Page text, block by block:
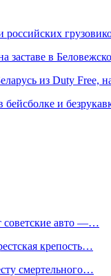
российских
заставе в
из Duty Free,
и
советские авто —…
крепость…
смертельного…